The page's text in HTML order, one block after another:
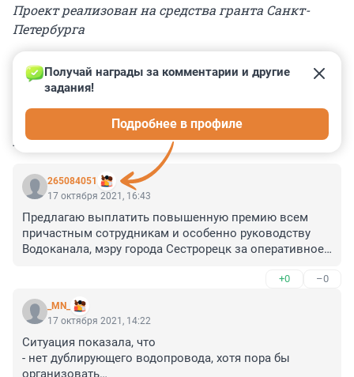
Проект реализован на средства гранта Санкт-
Петербурга
КОММЕНТАРИИ 15
265084051
Получай награды за комментарии и другие
задания!
Подробнее в профиле
17 октября 2021, 16:43
Предлагаю выплатить повышенную премию всем
причастным сотрудникам и особенно руководству
Водоканала, мэру города Сестрорецк за оперативное
техническими недочетами , которые остались нам со
времён проклятого коммунизма. На отдельный
негатив от всяких протестных маргиналов, готовых
поднять шум по любому малозначительному поводу,
просто не обращайте внимание
+0 –0
_MN_
17 октября 2021, 14:22
Ситуация показала, что
- нет дублирующего водопровода, хотя пора бы
организовать